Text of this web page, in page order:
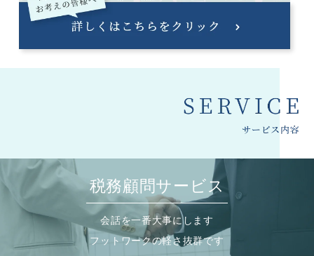
税務顧問サービス
会話を一番大事にします
フットワークの軽さ抜群です